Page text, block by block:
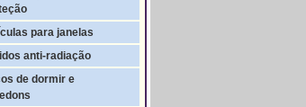
para janelas
anti-radiação
de dormir e